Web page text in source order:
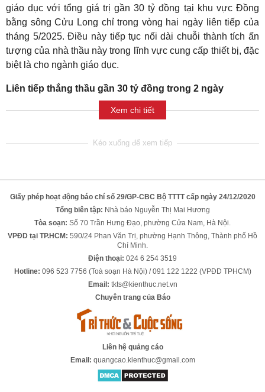
giáo dục với tổng giá trị gần 30 tỷ đồng tại khu vực Đồng
bằng sông Cửu Long chỉ trong vòng hai ngày liên tiếp của
tháng 5/2025. Điều này tiếp tục nối dài chuỗi thành tích ấn
tượng của nhà thầu này trong lĩnh vực cung cấp thiết bị, đặc
biệt là cho ngành giáo dục.
Liên tiếp thắng thầu gần 30 tỷ đồng trong 2 ngày
Xem chi tiết
Giấy phép hoạt động báo chí số 29/GP-CBC Bộ TTTT cấp ngày 24/12/2020
Tổng biên tập: Nhà báo Nguyễn Thị Mai Hương
Tòa soạn: Số 70 Trần Hưng Đạo, phường Cửa Nam, Hà Nội.
VPĐD tại TP.HCM: 590/24 Phan Văn Trị, phường Hạnh Thông, Thành phố Hồ
Chí Minh.
Điện thoại: 024 6 254 3519
Hotline: 096 523 7756 (Toà soạn Hà Nội) / 091 122 1222 (VPĐD TPHCM)
Email: tkts@kienthuc.net.vn
Chuyên trang của Báo
Liên hệ quảng cáo
Email: quangcao.kienthuc@gmail.com